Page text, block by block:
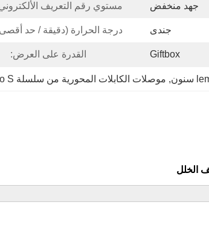
جهد منخفض مستوي رقم التعريف
جندى درجة الحرارة (دقيقة / حد
Giftbox القدرة على العرض:
, موصلات الكابلات المحورية من سلسلة Lemo S